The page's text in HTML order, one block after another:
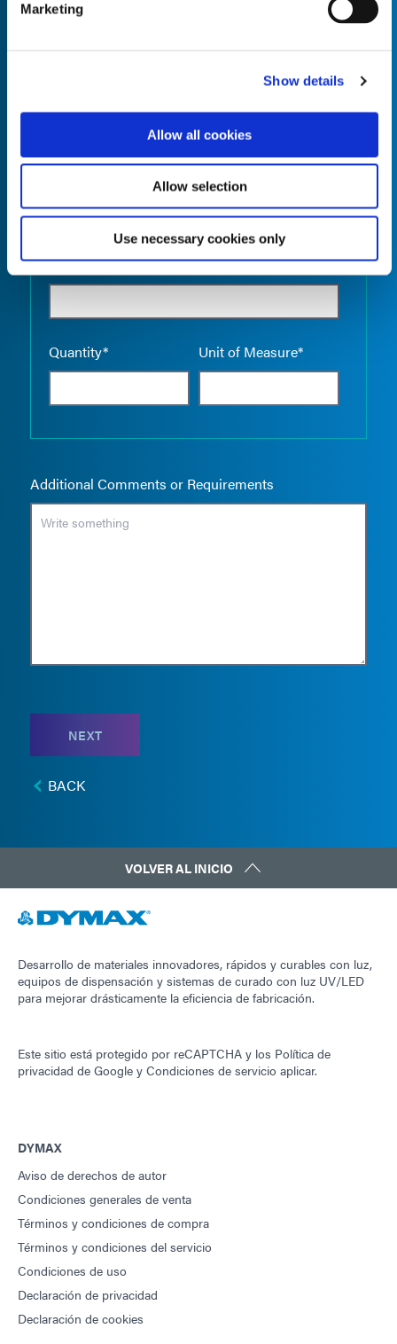
Marketing
Show details
Allow all cookies
Allow selection
Use necessary cookies only
Product Name*
Quantity* Unit of Measure*
Empty
Additional Comments or Requirements
NEXT
BACK
VOLVER AL INICIO
Desarrollo de materiales innovadores, rápidos y curables con luz,
equipos de dispensación y sistemas de curado con luz UV/LED
para mejorar drásticamente la eficiencia de fabricación.
Este sitio está protegido por reCAPTCHA y los Política de
privacidad de Google y Condiciones de servicio aplicar.
DYMAX
Aviso de derechos de autor
Condiciones generales de venta
Términos y condiciones de compra
Términos y condiciones del servicio
Condiciones de uso
Declaración de privacidad
Declaración de cookies